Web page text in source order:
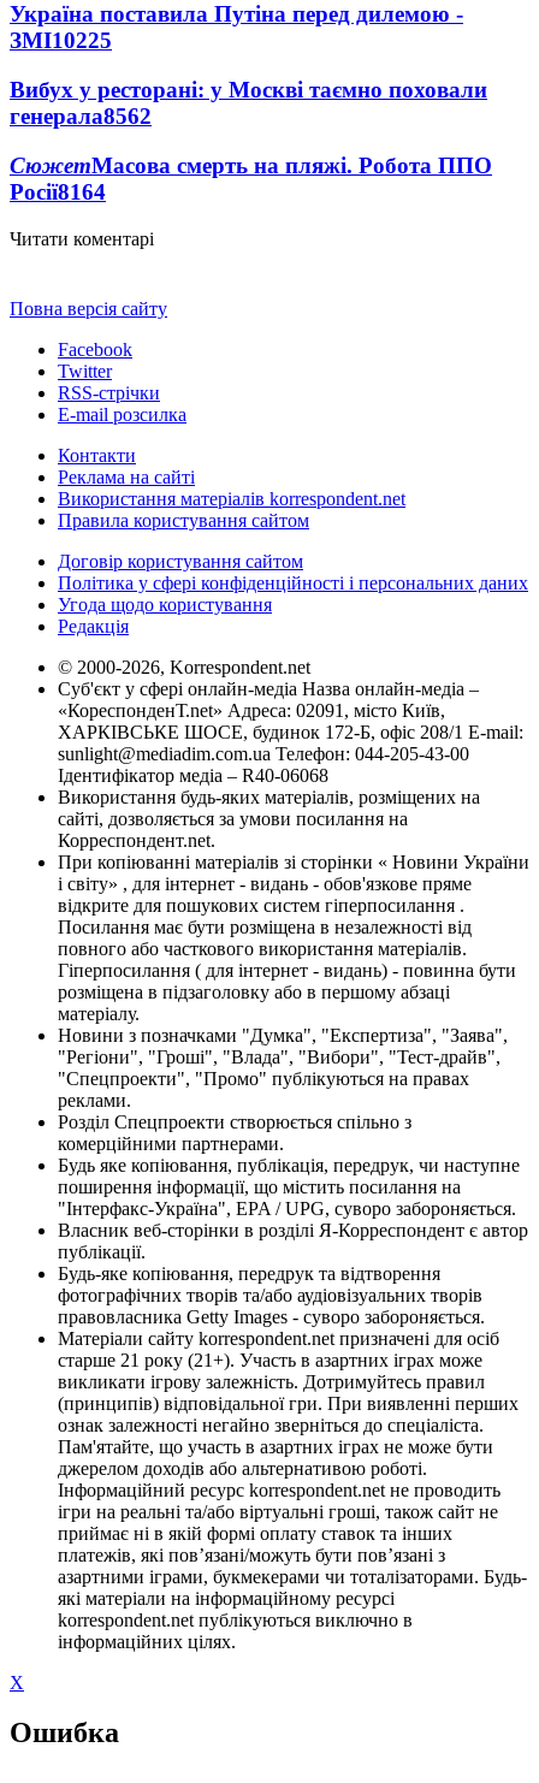
Україна поставила Путіна перед дилемою -
ЗМІ10225
Вибух у ресторані: у Москві таємно поховали
генерала8562
СюжетМасова смерть на пляжі. Робота ППО
Росії8164
Читати коментарі
Повна версія сайту
Facebook
Twitter
RSS-стрічки
E-mail розсилка
Контакти
Реклама на сайті
Використання матеріалів korrespondent.net
Правила користування сайтом
Договір користування сайтом
Політика у сфері конфіденційності і персональних даних
Угода щодо користування
Редакція
© 2000-2026, Korrespondent.net
Суб'єкт у сфері онлайн-медіа Назва онлайн-медіа –
«КореспонденТ.net» Адреса: 02091, місто Київ,
ХАРКІВСЬКЕ ШОСЕ, будинок 172-Б, офіс 208/1 E-mail:
sunlight@mediadim.com.ua Телефон: 044-205-43-00
Ідентифікатор медіа – R40-06068
Використання будь-яких матеріалів, розміщених на
сайті, дозволяється за умови посилання на
Корреспондент.net.
При копіюванні матеріалів зі сторінки « Новини України
і світу» , для інтернет - видань - обов'язкове пряме
відкрите для пошукових систем гіперпосилання .
Посилання має бути розміщена в незалежності від
повного або часткового використання матеріалів.
Гіперпосилання ( для інтернет - видань) - повинна бути
розміщена в підзаголовку або в першому абзаці
матеріалу.
Новини з позначками "Думка", "Експертиза", "Заява",
"Регіони", "Гроші", "Влада", "Вибори", "Тест-драйв",
"Спецпроекти", "Промо" публікуються на правах
реклами.
Розділ Спецпроекти створюється спільно з
комерційними партнерами.
Будь яке копіювання, публікація, передрук, чи наступне
поширення інформації, що містить посилання на
"Інтерфакс-Україна", EPA / UPG, суворо забороняється.
Власник веб-сторінки в розділі Я-Корреспондент є автор
публікації.
Будь-яке копіювання, передрук та відтворення
фотографічних творів та/або аудіовізуальних творів
правовласника Getty Images - суворо забороняється.
Матеріали сайту korrespondent.net призначені для осіб
старше 21 року (21+). Участь в азартних іграх може
викликати ігрову залежність. Дотримуйтесь правил
(принципів) відповідальної гри. При виявленні перших
ознак залежності негайно зверніться до спеціаліста.
Пам'ятайте, що участь в азартних іграх не може бути
джерелом доходів або альтернативою роботі.
Інформаційний ресурс korrespondent.net не проводить
ігри на реальні та/або віртуальні гроші, також сайт не
приймає ні в якій формі оплату ставок та інших
платежів, які пов’язані/можуть бути пов’язані з
азартними іграми, букмекерами чи тоталізаторами. Будь-
які матеріали на інформаційному ресурсі
korrespondent.net публікуються виключно в
інформаційних цілях.
X
Ошибка